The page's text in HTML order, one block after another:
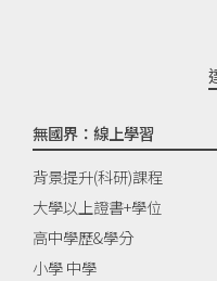
無國界：線上學習
背景提升(科研)課程
大學以上證書+學位
高中學歷&學分
小學 中學